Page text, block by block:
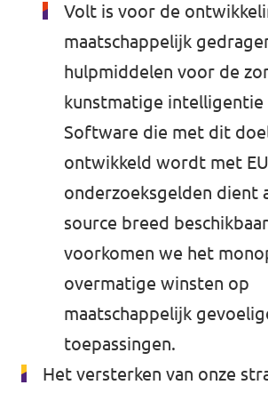
Volt is voor de
maatschappelijk
hulpmiddelen voor de
kunstmatige intelligentie
Software die met dit
ontwikkeld wordt met
onderzoeksgelden dient
source breed
voorkomen we het
overmatige winsten op
maatschappelijk
toepassingen.
Het versterken van onze